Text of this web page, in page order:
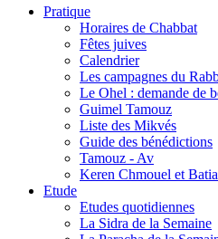
Pratique
Horaires de Chabbat
Fêtes juives
Calendrier
Les campagnes du
Le Ohel : demande de
Guimel Tamouz
Liste des Mikvés
Guide des bénédictions
Tamouz - Av
Keren Chmouel et Batia
Etude
Etudes quotidiennes
La Sidra de la Semaine